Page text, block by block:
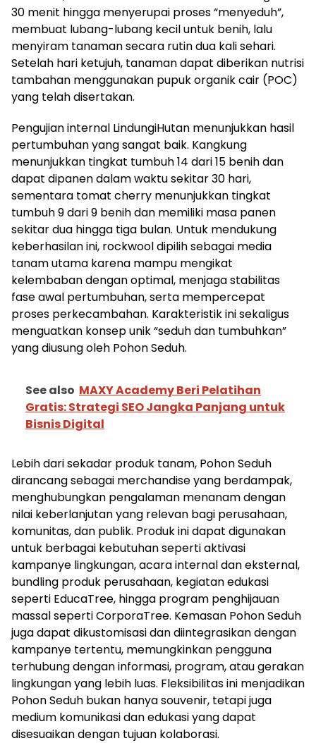
30 menit hingga menyerupai proses “menyeduh”,
membuat lubang-lubang kecil untuk benih, lalu
menyiram tanaman secara rutin dua kali sehari.
Setelah hari ketujuh, tanaman dapat diberikan nutrisi
tambahan menggunakan pupuk organik cair (POC)
yang telah disertakan.
Pengujian internal LindungiHutan menunjukkan hasil
pertumbuhan yang sangat baik. Kangkung
menunjukkan tingkat tumbuh 14 dari 15 benih dan
dapat dipanen dalam waktu sekitar 30 hari,
sementara tomat cherry menunjukkan tingkat
tumbuh 9 dari 9 benih dan memiliki masa panen
sekitar dua hingga tiga bulan. Untuk mendukung
keberhasilan ini, rockwool dipilih sebagai media
tanam utama karena mampu mengikat
kelembaban dengan optimal, menjaga stabilitas
fase awal pertumbuhan, serta mempercepat
proses perkecambahan. Karakteristik ini sekaligus
menguatkan konsep unik “seduh dan tumbuhkan”
yang diusung oleh Pohon Seduh.
See also MAXY Academy Beri Pelatihan
Gratis: Strategi SEO Jangka Panjang untuk
Bisnis Digital
Lebih dari sekadar produk tanam, Pohon Seduh
dirancang sebagai merchandise yang berdampak,
menghubungkan pengalaman menanam dengan
nilai keberlanjutan yang relevan bagi perusahaan,
komunitas, dan publik. Produk ini dapat digunakan
untuk berbagai kebutuhan seperti aktivasi
kampanye lingkungan, acara internal dan eksternal,
bundling produk perusahaan, kegiatan edukasi
seperti EducaTree, hingga program penghijauan
massal seperti CorporaTree. Kemasan Pohon Seduh
juga dapat dikustomisasi dan diintegrasikan dengan
kampanye tertentu, memungkinkan pengguna
terhubung dengan informasi, program, atau gerakan
lingkungan yang lebih luas. Fleksibilitas ini menjadikan
Pohon Seduh bukan hanya souvenir, tetapi juga
medium komunikasi dan edukasi yang dapat
disesuaikan dengan tujuan kolaborasi.